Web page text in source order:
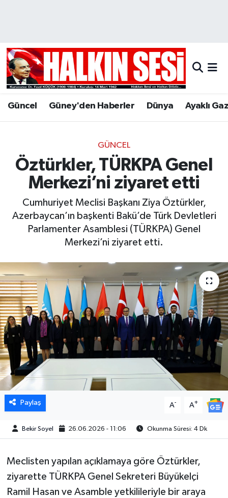
Güncel Güney'den Haberler Dünya Ayaklı
GÜNCEL
Öztürkler, TÜRKPA Genel
Merkezi’ni ziyaret etti
Cumhuriyet Meclisi Başkanı Ziya Öztürkler,
Azerbaycan’ın başkenti Bakü’de Türk Devletleri
Parlamenter Asamblesi (TÜRKPA) Genel
Merkezi’ni ziyaret etti.
Paylaş A- A+
Bekir Soyel 26.06.2026 - 11:06 Okunma Süresi: 4 Dk
Meclisten yapılan açıklamaya göre Öztürkler,
ziyarette TÜRKPA Genel Sekreteri Büyükelçi
Ramil Hasan ve Asamble yetkilileriyle bir araya
Hava Durumu
Trafik Durumu
Son Dakika Haberleri